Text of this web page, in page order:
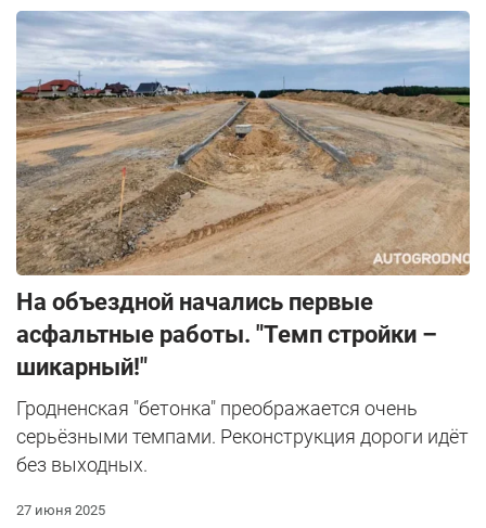
На объездной начались первые
асфальтные работы. "Темп стройки –
шикарный!"
Гродненская "бетонка" преображается очень
серьёзными темпами. Реконструкция дороги идёт
без выходных.
27 июня 2025